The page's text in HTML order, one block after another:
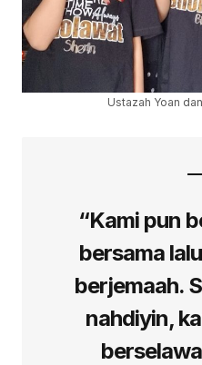
Ustazah Yoan
“Kami pun
bersama
berjemaah.
nahdiyin,